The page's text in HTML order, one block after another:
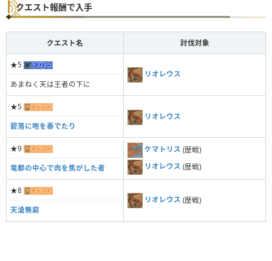
クエスト報酬で入手
クエスト名 討伐対象
★5
あまねく天は王者の下に
リオレウス
★5
碧落に咆を奏でたり
リオレウス
★9
竜都の中心で肉を焦がした者
ケマトリス (歴戦)
リオレウス (歴戦)
★8
天滄無窮
リオレウス (歴戦)